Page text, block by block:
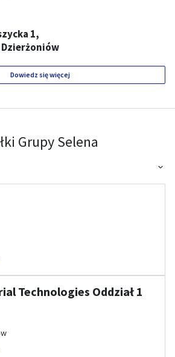
1,
Dzierżoniów
Dowiedz się więcej
Grupy Selena
Technologies Oddział 1